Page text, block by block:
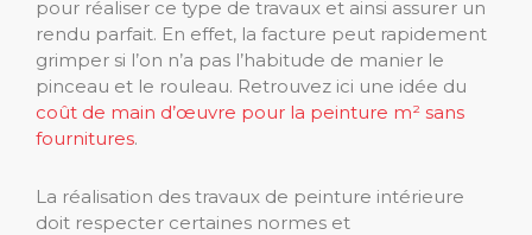
pour réaliser ce type de travaux et ainsi assurer un
rendu parfait. En effet, la facture peut rapidement
grimper si l’on n’a pas l’habitude de manier le
pinceau et le rouleau. Retrouvez ici une idée du
coût de main d’œuvre pour la peinture m² sans
fournitures.
La réalisation des travaux de peinture intérieure
doit respecter certaines normes et